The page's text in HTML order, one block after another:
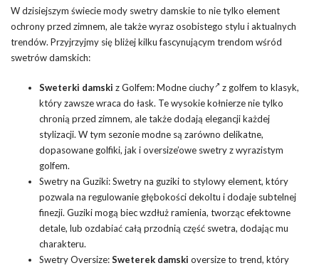
W dzisiejszym świecie mody swetry damskie to nie tylko element
ochrony przed zimnem, ale także wyraz osobistego stylu i aktualnych
trendów. Przyjrzyjmy się bliżej kilku fascynującym trendom wśród
swetrów damskich:
Sweterki damski z Golfem:Modne ciuchy
z golfem to klasyk,
który zawsze wraca do łask. Te wysokie kołnierze nie tylko
chronią przed zimnem, ale także dodają elegancji każdej
stylizacji. W tym sezonie modne są zarówno delikatne,
dopasowane golfiki, jak i oversize’owe swetry z wyrazistym
golfem.
Swetry na Guziki: Swetry na guziki to stylowy element, który
pozwala na regulowanie głębokości dekoltu i dodaje subtelnej
finezji. Guziki mogą biec wzdłuż ramienia, tworząc efektowne
detale, lub ozdabiać całą przodnią część swetra, dodając mu
charakteru.
Swetry Oversize:Sweterek damski oversize to trend, który